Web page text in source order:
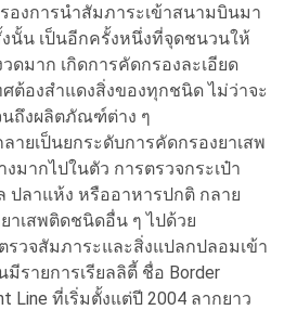
องการนำสัมภาระเข้าสนามบินมา
นั้น เป็นอีกครั้งหนึ่งที่จุดชนวนให้
ดมาก เกิดการคัดกรองละเอียด
ศต้องสำแดงสิ่งของทุกชนิด ไม่ว่าจะ
นถึงผลิตภัณฑ์ต่าง ๆ
ายเป็นยกระดับการคัดกรองยาเสพ
มากไปในตัว การตรวจกระเป๋า
ปลาแห้ง หรืออาหารปกติ กลาย
าเสพติดชนิดอื่น ๆ ไปด้วย
รวจสัมภาระและสิ่งแปลกปลอมเข้า
รายการเรียลลิตี้ ชื่อ Border
Line ที่เริ่มตั้งแต่ปี 2004 ลากยาว